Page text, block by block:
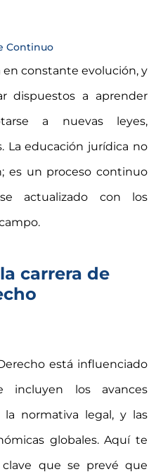
Continuo
constante evolución, y
dispuestos a aprender
a nuevas leyes,
La educación jurídica no
es un proceso continuo
actualizado con los
carrera de
está influenciado
incluyen los avances
la normativa legal, y las
globales. Aquí te
que se prevé que